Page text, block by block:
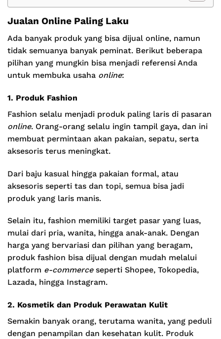
Jualan Online Paling Laku
Ada banyak produk yang bisa dijual online, namun
tidak semuanya banyak peminat. Berikut beberapa
pilihan yang mungkin bisa menjadi referensi Anda
untuk membuka usaha online:
1. Produk Fashion
Fashion selalu menjadi produk paling laris di pasaran
online. Orang-orang selalu ingin tampil gaya, dan ini
membuat permintaan akan pakaian, sepatu, serta
aksesoris terus meningkat.
Dari baju kasual hingga pakaian formal, atau
aksesoris seperti tas dan topi, semua bisa jadi
produk yang laris manis.
Selain itu, fashion memiliki target pasar yang luas,
mulai dari pria, wanita, hingga anak-anak. Dengan
harga yang bervariasi dan pilihan yang beragam,
produk fashion bisa dijual dengan mudah melalui
platform e-commerceseperti Shopee, Tokopedia,
Lazada, hingga Instagram.
2. Kosmetik dan Produk Perawatan Kulit
Semakin banyak orang, terutama wanita, yang peduli
dengan penampilan dan kesehatan kulit. Produk